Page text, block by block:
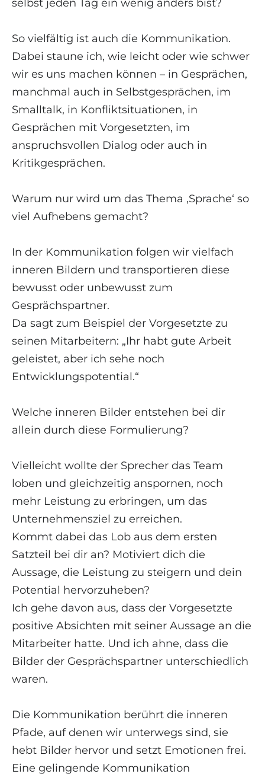
selbst jeden Tag ein wenig anders bist?
So vielfältig ist auch die Kommunikation.
Dabei staune ich, wie leicht oder wie schwer
wir es uns machen können – in Gesprächen,
manchmal auch in Selbstgesprächen, im
Smalltalk, in Konfliktsituationen, in
Gesprächen mit Vorgesetzten, im
anspruchsvollen Dialog oder auch in
Kritikgesprächen.
Warum nur wird um das Thema ‚Sprache‘ so
viel Aufhebens gemacht?
In der Kommunikation folgen wir vielfach
inneren Bildern und transportieren diese
bewusst oder unbewusst zum
Gesprächspartner.
Da sagt zum Beispiel der Vorgesetzte zu
seinen Mitarbeitern: „Ihr habt gute Arbeit
geleistet, aber ich sehe noch
Entwicklungspotential.“
Welche inneren Bilder entstehen bei dir
allein durch diese Formulierung?
Vielleicht wollte der Sprecher das Team
loben und gleichzeitig anspornen, noch
mehr Leistung zu erbringen, um das
Unternehmensziel zu erreichen.
Kommt dabei das Lob aus dem ersten
Satzteil bei dir an? Motiviert dich die
Aussage, die Leistung zu steigern und dein
Potential hervorzuheben?
Ich gehe davon aus, dass der Vorgesetzte
positive Absichten mit seiner Aussage an die
Mitarbeiter hatte. Und ich ahne, dass die
Bilder der Gesprächspartner unterschiedlich
waren.
Die Kommunikation berührt die inneren
Pfade, auf denen wir unterwegs sind, sie
hebt Bilder hervor und setzt Emotionen frei.
Eine gelingende Kommunikation